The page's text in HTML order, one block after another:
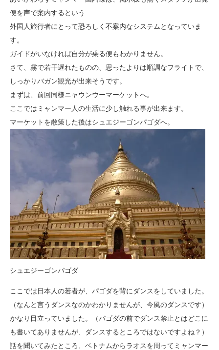
便を声で案内するという
外国人旅行者にとって恐ろしく不案内なシステムとなっていま
す。
ガイドがいなければ自分が乗る便もわかりません。
さて、霧で若干遅れたものの、思ったよりは順調なフライトで、
しっかりバガン観光が出来そうです。
まずは、前回同様ニャウンウーマーケットへ。
ここではミャンマー人の生活に少し触れる事が出来ます。
マーケットを散策した後はシュエジーゴンパゴダへ。
シュエジーゴンパゴダ
ここでは日本人の若者が、パゴダを背にダンスをしていました。
（なんと言うダンスなのかわかりませんが、今風のダンスです）
かなり目立っていました。（パゴダの前でダンス禁止とはどこに
も書いてありませんが、ダンスするところではないですよね？）
話を聞いてみたところ、ベトナムからラオスを周ってミャンマー